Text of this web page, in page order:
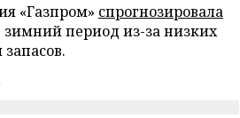
«Газпром» спрогнозировала
зимний период из-за низких